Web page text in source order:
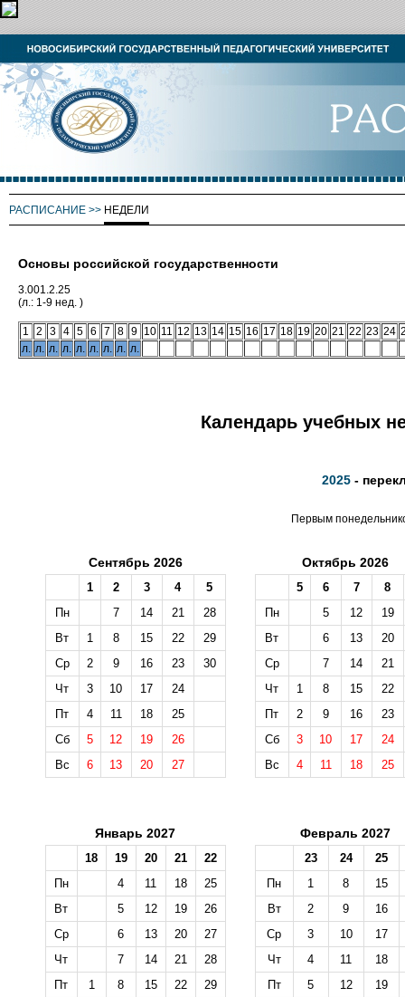
РАСПИСАНИЕ >> НЕДЕЛИ
Основы российской государственности
3.001.2.25
(л.: 1-9 нед. )
1 2 3 4 5 6 7 8 9 10 11 12 13 14 15 16 17 18 19 20 21 22 23 24
л. л. л. л. л. л. л. л. л.
Календарь учебных
2025 -
Первым
Сентябрь 2026
1 2 3 4
5
Пн
7 14 21
28
Вт
1 8 15 22
29
Ср
2 9 16 23
30
Чт
3 10 17
24
Пт
4 11 18
25
Сб
5 12 19
26
Вс
6 13 20 27
Октябрь 2026
5 6 7
8
Пн
5 12
19
Вт
6 13
20
Ср
7 14
21
Чт
1 8 15
22
Пт
2 9 16
23
Сб
3 10 17
24
Вс
4 11 18 25
Январь 2027
18 19 20 21
22
Пн
4 11 18
25
Вт
5 12 19
26
Ср
6 13 20
27
Чт
7 14 21
28
Пт
1 8 15 22
29
Февраль 2027
23 24
25
Пн
1 8
15
Вт
2 9
16
Ср
3 10
17
Чт
4 11
18
Пт
5 12
19